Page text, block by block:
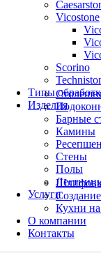
Vicostone
Scorino
Типы
Изделия
Барные
Камины
Стены
Полы
Услуги
Кухни на
О компании
Контакты